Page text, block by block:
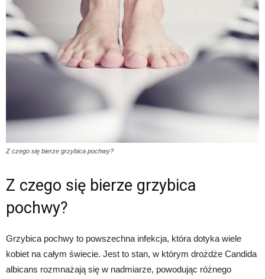
Z czego się bierze grzybica pochwy?
Z czego się bierze grzybica
pochwy?
Grzybica pochwy to powszechna infekcja, która dotyka wiele
kobiet na całym świecie. Jest to stan, w którym drożdże Candida
albicans rozmnażają się w nadmiarze, powodując różnego